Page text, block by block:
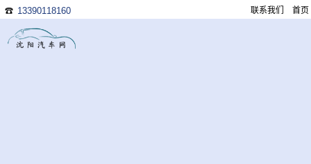
☎ 13390118160 首页
联系我们